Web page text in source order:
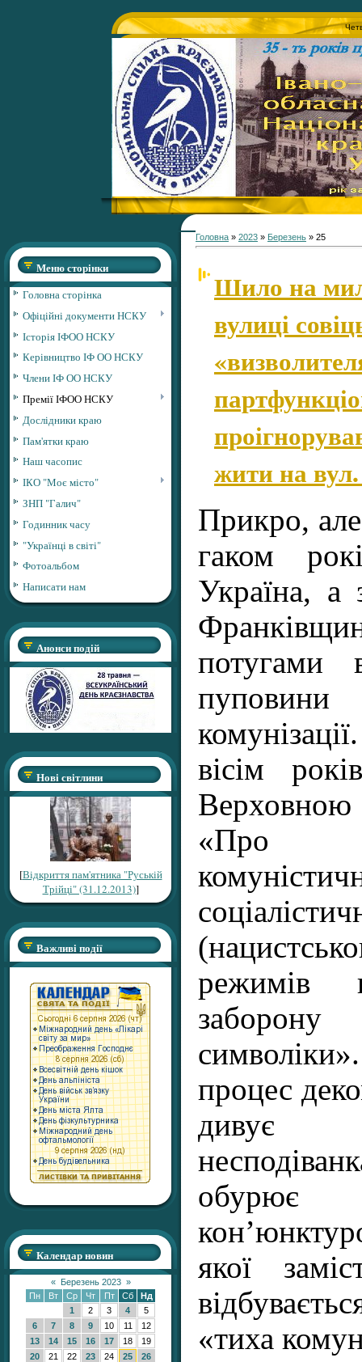
Меню сторінки
Головна сторінка
Офіційні документи НСКУ
Історія ІФОО НСКУ
Керівництво ІФ ОО НСКУ
Члени ІФ ОО НСКУ
Премії ІФОО НСКУ
Дослідники краю
Пам'ятки краю
Наш часопис
ІКО "Моє місто"
ЗНП "Галич"
Годинник часу
"Українці в світі"
Фотоальбом
Написати нам
Анонси подій
Нові світлини
[Відкриття пам'ятника "Руській
Трійці" (31.12.2013)]
Важливі події
Календар новин
« Березень 2023 »
Пн
Вт Ср Чт Пт Сб
Нд
1
2 3 4
5
6
7 8 9 10 11
12
13
14 15 16 17 18
19
20
21 22 23 24 25
26
Головна » 2023 » Березень » 25
Шило на
вулиці
жити на
Прикро, але
гаком
Україна, а
потугами
пуповини
вісім
«Про
режимів
заборону
процес
обурює
якої
«тиха